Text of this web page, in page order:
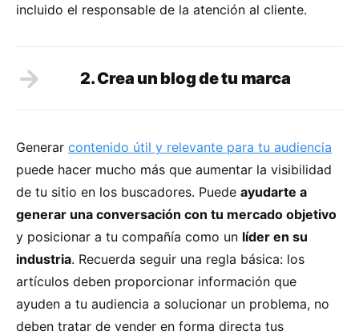
incluido el responsable de la atención al cliente.
2. Crea un blog de tu marca
Generar contenido útil y relevante para tu audiencia
puede hacer mucho más que aumentar la visibilidad
de tu sitio en los buscadores. Puede ayudarte a
generar una conversación con tu mercado objetivo
y posicionar a tu compañía como un líder en su
industria. Recuerda seguir una regla básica: los
artículos deben proporcionar información que
ayuden a tu audiencia a solucionar un problema, no
deben tratar de vender en forma directa tus